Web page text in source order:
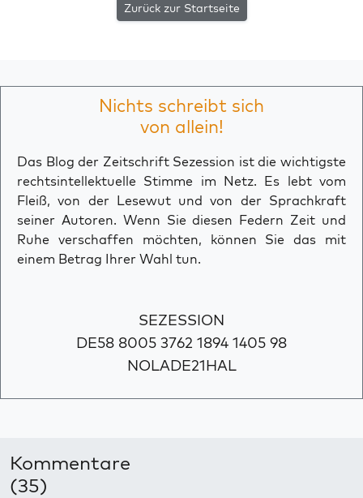
Zurück zur Startseite
Nichts schreibt sich
von allein!
Das Blog der Zeitschrift Sezession ist die wichtigste
rechtsintellektuelle Stimme im Netz. Es lebt vom
Fleiß, von der Lesewut und von der Sprachkraft
seiner Autoren. Wenn Sie diesen Federn Zeit und
Ruhe verschaffen möchten, können Sie das mit
einem Betrag Ihrer Wahl tun.
SEZESSION
DE58 8005 3762 1894 1405 98
NOLADE21HAL
Kommentare
(35)